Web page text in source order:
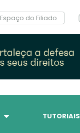
Espaço do Filiado
TUTORIAIS